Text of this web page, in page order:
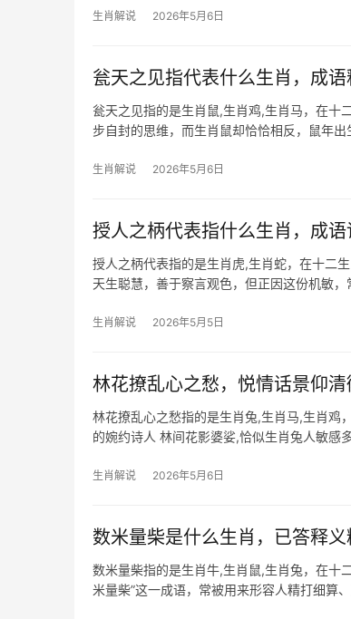
生肖解说 2026年5月6日
瓮天之见指代表什么生肖，成
瓮天之见指的是生肖鼠,生肖鸡,生肖马，在十
步自封的思维，而生肖鼠却恰恰相反，鼠年
生肖解说 2026年5月6日
授人之柄代表指什么生肖，成
授人之柄代表指的是生肖虎,生肖蛇，在十二
天生聪慧，善于察言观色，但正因这份机敏
生肖解说 2026年5月5日
林花撩乱心之愁，悦情话景仰
林花撩乱心之愁指的是生肖兔,生肖马,生肖鸡
的婉约诗人 林间花影婆娑,恰似生肖兔人敏感
生肖解说 2026年5月6日
数米量柴是什么生肖，已答释义
数米量柴指的是生肖牛,生肖鼠,生肖兔，在十
米量柴”这一成语，常被用来形容人精打细算